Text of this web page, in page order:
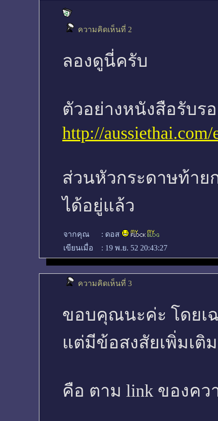
ความคิดเห็นที่ 2
ลองดูนี่ครับ
ตัวอย่างหนังสือรับร
http://
ส่วนหัวกระดาษท้าย
ได้อยู่แล้ว
จากคุณ : ดอส
เขียนเมื่อ
: 19 พ.ย. 52 20:43:27
ความคิดเห็นที่ 3
ขอบคุณนะค่ะ โดยเ
แต่มีข้อสงสัยเพิ่มเติ
คือ ตาม link ของคว